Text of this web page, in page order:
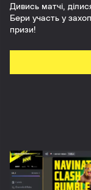
Дивись матчі,
Бери участь у
призи!